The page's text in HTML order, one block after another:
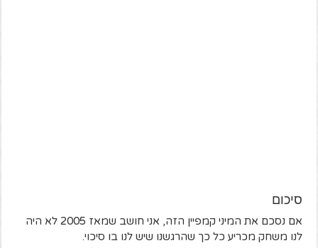
סיכום
אם נסכם את המיני קמפיין הזה, אני חושב שמאז 2005 לא היה
לנו משחק מכריע כל כך שהרגשנו שיש לנו בו סיכוי.